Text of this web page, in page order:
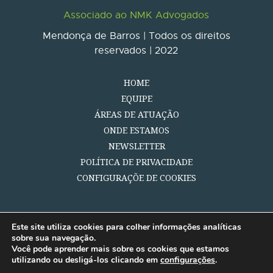
Associado ao NMK Advogados
Mendonça de Barros | Todos os direitos
reservados | 2022
HOME
EQUIPE
ÁREAS DE ATUAÇÃO
ONDE ESTAMOS
NEWSLETTER
POLÍTICA DE PRIVACIDADE
CONFIGURAÇÕE DE COOKIES
Este site utiliza cookies para colher informações analíticas
sobre sua navegação.
Você pode aprender mais sobre os cookies que estamos
utilizando ou desligá-los clicando em configurações.